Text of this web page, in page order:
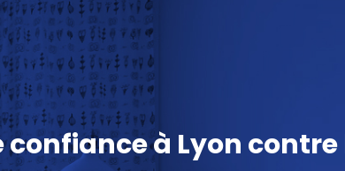
à Lyon